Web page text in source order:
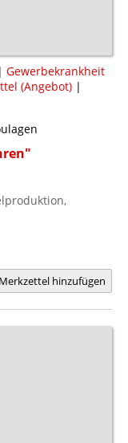
| Gewerbekrankheit
(Angebot) |
hinzufügen